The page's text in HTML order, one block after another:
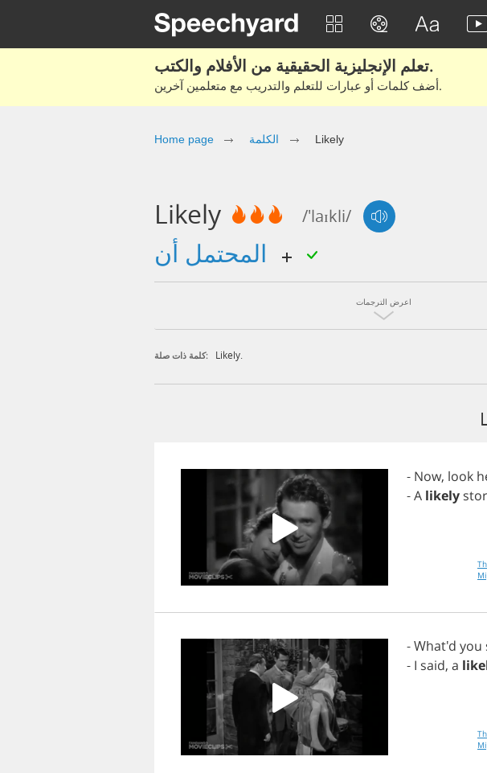
تعلم الإنجليزية الحقيقية من الأفلام والكتب.
أضف كلمات أو عبارات للتعلم والتدريب مع متعلمين آخرين.
Home page الكلمة Likely
Likely /'laɪkli/
اعرض الترجمات
كلمة ذات صلة: Likely.
- Now, look
-A likely
- What'd you
- I said, a